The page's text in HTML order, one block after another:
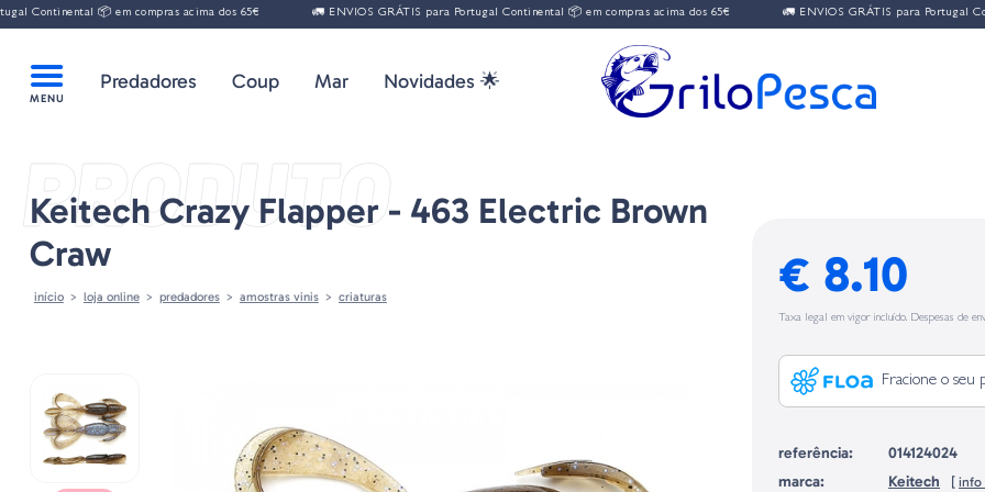
📦 em compras acima dos 65€ 🚛 ENVIOS GRÁTIS para Portugal Continental 📦 em compras acima dos 65€ 🚛 ENVIOS GRÁTIS para Portugal
Predadores Coup Mar Novidades 🌟
PRODUTO
Keitech Crazy Flapper - 463 Electric Brown
Craw
início loja online predadores amostras vinis criaturas € 8.10
Taxa legal em vigor incluído. Despesas de
Fracione o
referência:
014124024
marca:
Keitech [ info